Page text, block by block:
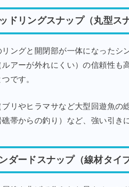
ドリングスナップ（丸型ス
リングと開閉部が一体になったシ
ルアーが外れにくい）の信頼性も
です。
ブリやヒラマサなど大型回遊魚の
礁帯からの釣り）など、強い引き
ダードスナップ（線材タイプ